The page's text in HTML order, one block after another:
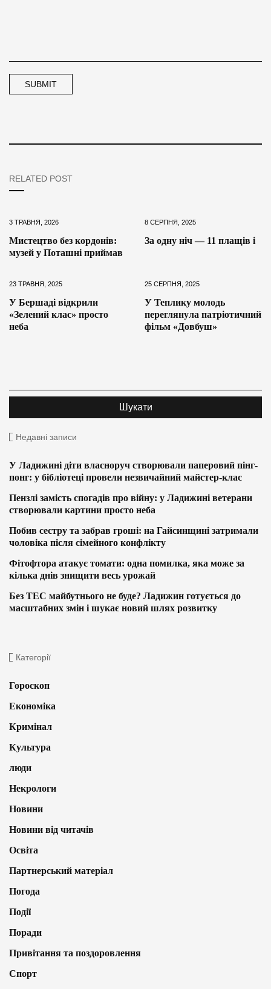
RELATED POST
3 ТРАВНЯ, 2026
Мистецтво без кордонів:
музей у Поташні приймав
8 СЕРПНЯ, 2025
За одну ніч — 11 плащів і
23 ТРАВНЯ, 2025
У Бершаді відкрили
«Зелений клас» просто
неба
25 СЕРПНЯ, 2025
У Теплику молодь
переглянула патріотичний
фільм «Довбуш»
Недавні записи
У Ладижині діти власноруч створювали паперовий пінг-
понг: у бібліотеці провели незвичайний майстер-клас
Пензлі замість спогадів про війну: у Ладижині ветерани
створювали картини просто неба
Побив сестру та забрав гроші: на Гайсинщині затримали
чоловіка після сімейного конфлікту
Фітофтора атакує томати: одна помилка, яка може за
кілька днів знищити весь урожай
Без ТЕС майбутнього не буде? Ладижин готується до
масштабних змін і шукає новий шлях розвитку
Категорії
Гороскоп
Економіка
Кримінал
Культура
люди
Некрологи
Новини
Новини від читачів
Освіта
Партнерський матеріал
Погода
Події
Поради
Привітання та поздоровлення
Спорт